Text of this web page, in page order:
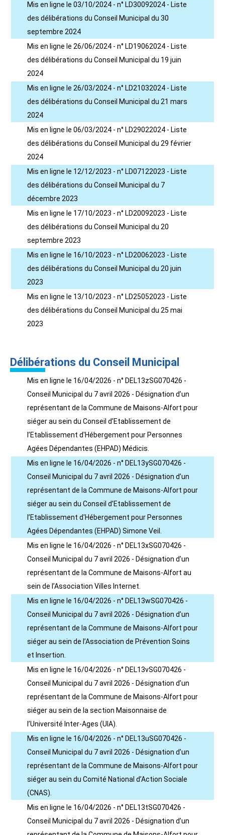
Mis en ligne le 03/10/2024 - n° LD30092024 - Liste
des délibérations du Conseil Municipal du 30
septembre 2024
Mis en ligne le 26/06/2024 - n° LD19062024 - Liste
des délibérations du Conseil Municipal du 19 juin
2024
Mis en ligne le 26/03/2024 - n° LD21032024 - Liste
des délibérations du Conseil Municipal du 21 mars
2024
Mis en ligne le 06/03/2024 - n° LD29022024 - Liste
des délibérations du Conseil Municipal du 29 février
2024
Mis en ligne le 12/12/2023 - n° LD07122023 - Liste
des délibérations du Conseil Municipal du 7
décembre 2023
Mis en ligne le 17/10/2023 - n° LD20092023 - Liste
des délibérations du Conseil Municipal du 20
septembre 2023
Mis en ligne le 16/10/2023 - n° LD20062023 - Liste
des délibérations du Conseil Municipal du 20 juin
2023
Mis en ligne le 13/10/2023 - n° LD25052023 - Liste
des délibérations du Conseil Municipal du 25 mai
2023
Délibérations du Conseil Municipal
Mis en ligne le 16/04/2026 - n° DEL13zSG070426 -
Conseil Municipal du 7 avril 2026 - Désignation d’un
représentant de la Commune de Maisons-Alfort pour
siéger au sein du Conseil d’Etablissement de
l’Etablissement d'Hébergement pour Personnes
Agées Dépendantes (EHPAD) Médicis.
Mis en ligne le 16/04/2026 - n° DEL13ySG070426 -
Conseil Municipal du 7 avril 2026 - Désignation d’un
représentant de la Commune de Maisons-Alfort pour
siéger au sein du Conseil d’Etablissement de
l’Etablissement d'Hébergement pour Personnes
Agées Dépendantes (EHPAD) Simone Veil.
Mis en ligne le 16/04/2026 - n° DEL13xSG070426 -
Conseil Municipal du 7 avril 2026 - Désignation d’un
représentant de la Commune de Maisons-Alfort au
sein de l’Association Villes Internet.
Mis en ligne le 16/04/2026 - n° DEL13wSG070426 -
Conseil Municipal du 7 avril 2026 - Désignation d’un
représentant de la Commune de Maisons-Alfort pour
siéger au sein de l’Association de Prévention Soins
et Insertion.
Mis en ligne le 16/04/2026 - n° DEL13vSG070426 -
Conseil Municipal du 7 avril 2026 - Désignation d’un
représentant de la Commune de Maisons-Alfort pour
siéger au sein de la section Maisonnaise de
l’Université Inter-Ages (UIA).
Mis en ligne le 16/04/2026 - n° DEL13uSG070426 -
Conseil Municipal du 7 avril 2026 - Désignation d’un
représentant de la Commune de Maisons-Alfort pour
siéger au sein du Comité National d’Action Sociale
(CNAS).
Mis en ligne le 16/04/2026 - n° DEL13tSG070426 -
Conseil Municipal du 7 avril 2026 - Désignation d’un